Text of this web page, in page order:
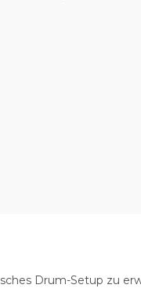
Drum-Setup zu